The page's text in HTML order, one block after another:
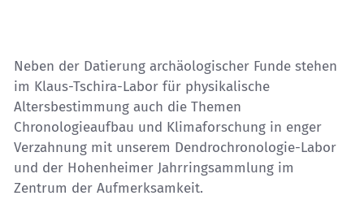
Neben der Datierung archäologischer Funde stehen
im Klaus-Tschira-Labor für physikalische
Altersbestimmung auch die Themen
Chronologieaufbau und Klimaforschung in enger
Verzahnung mit unserem Dendrochronologie-Labor
und der Hohenheimer Jahrringsammlung im
Zentrum der Aufmerksamkeit.